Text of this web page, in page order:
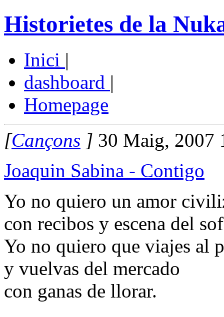
Historietes de la
Inici |
dashboard |
Homepage
[Cançons ] 30 Maig, 2007
Joaquin Sabina - Contigo
Yo no quiero un amor
con recibos y escena del
Yo no quiero que viajes al
y vuelvas del mercado
con ganas de llorar.